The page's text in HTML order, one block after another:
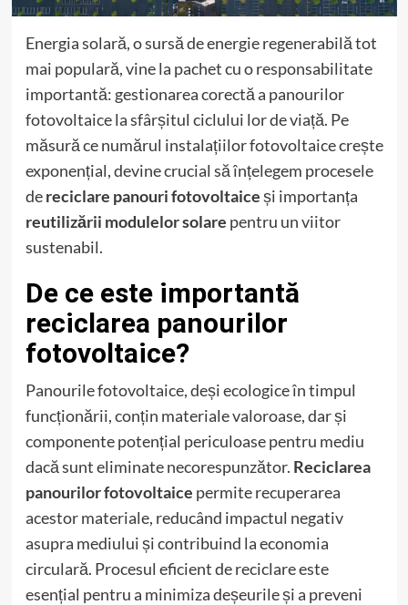
Energia solară, o sursă de energie regenerabilă tot
mai populară, vine la pachet cu o responsabilitate
importantă: gestionarea corectă a panourilor
fotovoltaice la sfârșitul ciclului lor de viață. Pe
măsură ce numărul instalațiilor fotovoltaice crește
exponențial, devine crucial să înțelegem procesele
dereciclare panouri fotovoltaiceși importanța
reutilizării modulelor solare pentru un viitor
sustenabil.
De ce este importantă
reciclarea panourilor
fotovoltaice?
Panourile fotovoltaice, deși ecologice în timpul
funcționării, conțin materiale valoroase, dar și
componente potențial periculoase pentru mediu
dacă sunt eliminate necorespunzător. Reciclarea
panourilor fotovoltaice permite recuperarea
acestor materiale, reducând impactul negativ
asupra mediului și contribuind la economia
circulară. Procesul eficient de reciclare este
esențial pentru a minimiza deșeurile și a preveni